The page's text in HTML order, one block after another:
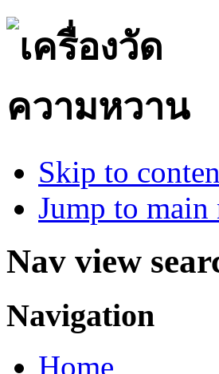
Skip to
Jump to
Nav view
Navigation
Home